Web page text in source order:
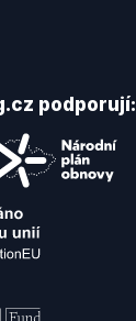
podporují: